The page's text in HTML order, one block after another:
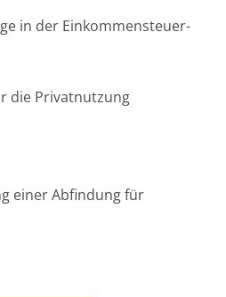
in der Einkommensteuer-
die Privatnutzung
einer Abfindung für